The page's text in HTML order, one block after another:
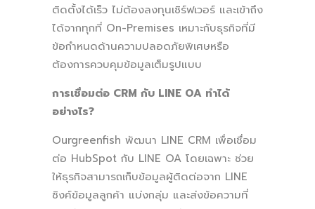
ติดตั้งได้เร็ว ไม่ต้องลงทุนเซิร์ฟเวอร์ และเข้าถึง
ได้จากทุกที่ On-Premises เหมาะกับธุรกิจที่มี
ข้อกำหนดด้านความปลอดภัยพิเศษหรือ
ต้องการควบคุมข้อมูลเต็มรูปแบบ
การเชื่อมต่อ CRM กับ LINE OA ทำได้
อย่างไร?
Ourgreenfish พัฒนา LINE CRM เพื่อเชื่อม
ต่อ HubSpot กับ LINE OA โดยเฉพาะ ช่วย
ให้ธุรกิจสามารถเก็บข้อมูลผู้ติดต่อจาก LINE
ซิงค์ข้อมูลลูกค้า แบ่งกลุ่ม และส่งข้อความที่